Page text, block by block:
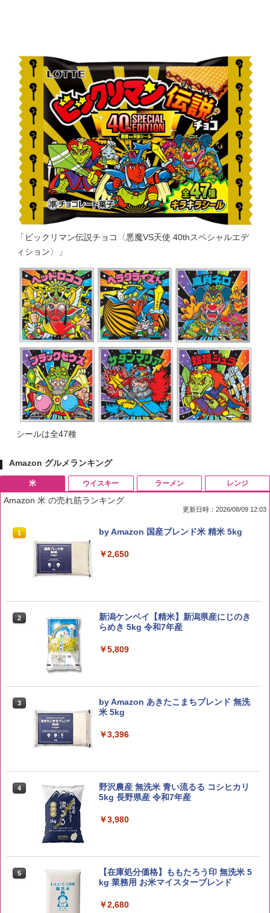
「ビックリマン伝説チョコ〈悪魔VS天使 40thスペシャルエデ
ィション〉」
シールは全47種
Amazon グルメランキング
米
Amazon 米 の売れ筋ランキング
更新日時：2026/08/09 12:03
1 by Amazon 国産ブレンド米 精米 5kg
￥2,650
2
新潟ケンベイ【精米】新潟県産にじのき
らめき 5kg 令和7年産
￥5,809
3
by Amazon あきたこまちブレンド 無洗
米 5kg
￥3,396
4
野沢農産 無洗米 青い流るる コシヒカリ
5kg 長野県産 令和7年産
￥3,980
5
【在庫処分価格】ももたろう印 無洗米 5
kg 業務用 お米マイスターブレンド
￥2,680
ウイスキー ラーメン レンジ